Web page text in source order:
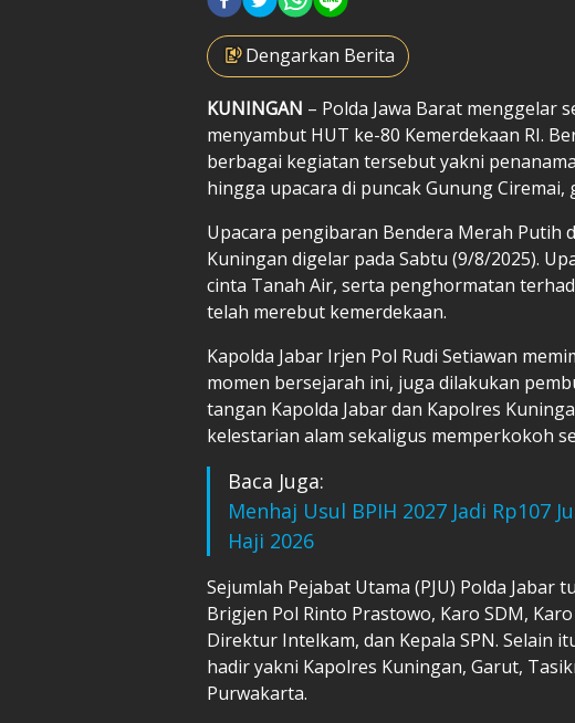
Dengarkan Berita
KUNINGAN – Polda Jawa Barat menggelar
menyambut HUT ke-80 Kemerdekaan RI.
berbagai kegiatan tersebut yakni
hingga upacara di puncak Gunung
Upacara pengibaran Bendera Merah Putih
Kuningan digelar pada Sabtu (9/8/2025).
cinta Tanah Air, serta penghormatan
telah merebut kemerdekaan.
Kapolda Jabar Irjen Pol Rudi Setiawan
momen bersejarah ini, juga dilakukan
tangan Kapolda Jabar dan Kapolres
kelestarian alam sekaligus memperkokoh
Baca Juga:
Menhaj Usul BPIH 2027 Jadi Rp107
Haji 2026
Sejumlah Pejabat Utama (PJU) Polda Jabar
Brigjen Pol Rinto Prastowo, Karo SDM,
Direktur Intelkam, dan Kepala SPN. Selain
hadir yakni Kapolres Kuningan, Garut,
Purwakarta.